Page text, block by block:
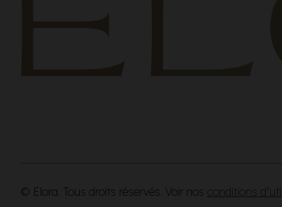
© Elora. Tous droits réservés. Voir nos conditions